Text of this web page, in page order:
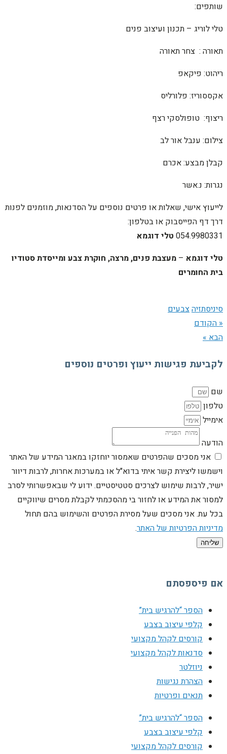
שותפים:
טלי לוריג – תכנון ועיצוב פנים
תאורה : צחר תאורה
ריהוט: פיקאפ
אקססוריז: פלורליס
ריצוף: טופולסקי רצף
צילום: ענבל אור לב
קבלן מבצע: אכרם
נגרות: נ.אשר
לייעוץ אישי, שאלות או פרטים נוספים על הסדנאות, מוזמנים לפנות
דרך דף הפייסבוק או בטלפון:
054.9980331 טלי דוגמא
טלי דוגמא – מעצבת פנים,מרצה, חוקרת צבע ומייסדת סטודיו
בית החומרים
סיניסתזיהצבעים
« הקודם
הבא »
לקביעת פגישות ייעוץ ופרטים נוספים
שם
טלפון
אימייל
הודעה
אני מסכים שהפרטים שאמסור יוחזקו במאגר המידע של האתר
וישמשו ליצירת קשר איתי בדוא"ל או במערכות אחרות, לרבות דיוור
ישיר, לרבות שימוש לצרכים סטטיסטיים. ידוע לי שבאפשרותי לסרב
למסור את המידע או לחזור בי מהסכמתי לקבלת מסרים שיווקיים
בכל עת. אני מסכים שעל מסירת הפרטים והשימוש בהם תחול
מדיניות הפרטיות של האתר.
שליחה
אם פיספסתם
הספר “להרגיש בית”
קלפי עיצוב בצבע
קורסים לקהל מקצועי
סדנאות לקהל מקצועי
ניוזלטר
הצהרת נגישות
תנאים ופרטיות
הספר “להרגיש בית”
קלפי עיצוב בצבע
קורסים לקהל מקצועי